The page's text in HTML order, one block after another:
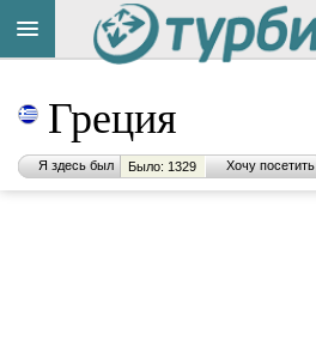
Греция
Я здесь был Было: 1329 Хочу посетить